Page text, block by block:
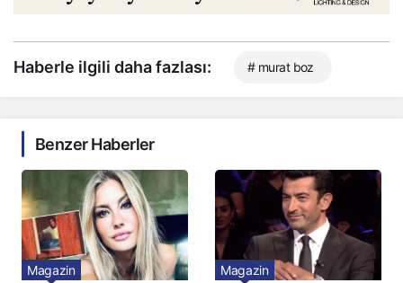
Haberle ilgili daha fazlası: # murat boz
Benzer Haberler
Magazin Magazin